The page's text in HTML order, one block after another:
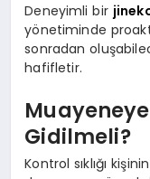
Deneyimli bir
yönetiminde
sonradan
hafifletir.
Gidilmeli?
Kontrol sıklığı